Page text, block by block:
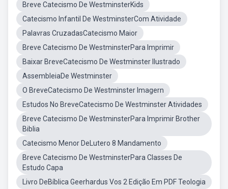
Breve Catecismo De WestminsterKids
Catecismo Infantil De WestminsterCom Atividade
Palavras CruzadasCatecismo Maior
Breve Catecismo De WestminsterPara Imprimir
Baixar BreveCatecismo De Westminster Ilustrado
AssembleiaDe Westminster
O BreveCatecismo De Westminster Imagern
Estudos No BreveCatecismo De Westminster Atividades
Breve Catecismo De WestminsterPara Imprimir Brother
Biblia
Catecismo Menor DeLutero 8 Mandamento
Breve Catecismo De WestminsterPara Classes De
Estudo Capa
Livro DeBíblica Geerhardus Vos 2 Edição Em PDF Teologia